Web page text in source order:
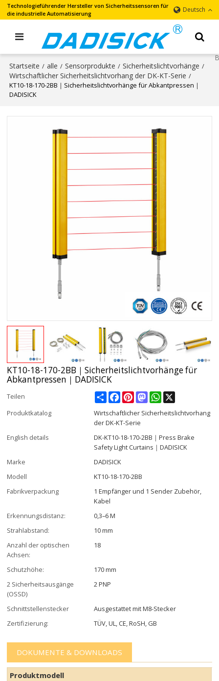
Technologieführender Hersteller von Sicherheitssensoren für
die industrielle Automatisierung
Deutsch
Startseite / alle / Sensorprodukte / Sicherheitslichtvorhänge /
Wirtschaftlicher Sicherheitslichtvorhang der DK-KT-Serie /
KT10-18-170-2BB｜Sicherheitslichtvorhänge für Abkantpressen｜
DADISICK
KT10-18-170-2BB｜Sicherheitslichtvorhänge für
Abkantpressen｜DADISICK
Teilen ShareFacebookPinterestMastodonWhatsApp
Produktkatalog
Wirtschaftlicher Sicherheitslichtvorhang
der DK-KT-Serie
English details
DK-KT10-18-170-2BB｜Press Brake
Safety Light Curtains｜DADISICK
Marke
DADISICK
Modell
KT10-18-170-2BB
Fabrikverpackung
1 Empfänger und 1 Sender Zubehör,
Kabel
Erkennungsdistanz:
0,3–6 M
Strahlabstand:
10 mm
Anzahl der optischen
Achsen:
18
Schutzhöhe:
170 mm
2 Sicherheitsausgänge
(OSSD)
2 PNP
Schnittstellenstecker
Ausgestattet mit M8-Stecker
Zertifizierung:
TÜV, UL, CE, RoSH, GB
DOKUMENTE & DOWNLOADS
Produktmodell